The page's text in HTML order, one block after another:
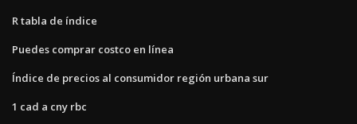
R tabla de índice
Puedes comprar costco en línea
Índice de precios al consumidor región urbana sur
1 cad a cny rbc